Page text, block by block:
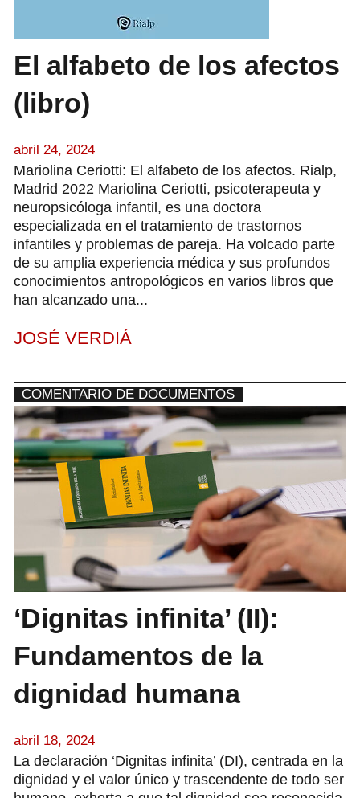
El alfabeto de los afectos
(libro)
abril 24, 2024
Mariolina Ceriotti: El alfabeto de los afectos. Rialp,
Madrid 2022 Mariolina Ceriotti, psicoterapeuta y
neuropsicóloga infantil, es una doctora
especializada en el tratamiento de trastornos
infantiles y problemas de pareja. Ha volcado parte
de su amplia experiencia médica y sus profundos
conocimientos antropológicos en varios libros que
han alcanzado una...
JOSÉ VERDIÁ
COMENTARIO DE DOCUMENTOS
‘Dignitas infinita’ (II):
Fundamentos de la
dignidad humana
abril 18, 2024
La declaración ‘Dignitas infinita’ (DI), centrada en la
dignidad y el valor único y trascendente de todo ser